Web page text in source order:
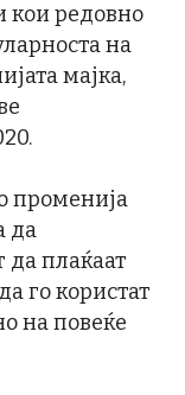
кои редовно
на
мајка,
променија
да
да плаќаат
го користат
на повеќе